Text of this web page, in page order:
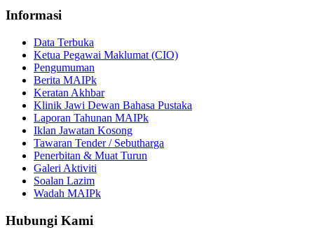
Informasi
Data Terbuka
Ketua Pegawai Maklumat (CIO)
Pengumuman
Berita MAIPk
Keratan Akhbar
Klinik Jawi Dewan Bahasa Pustaka
Laporan Tahunan MAIPk
Iklan Jawatan Kosong
Tawaran Tender / Sebutharga
Penerbitan & Muat Turun
Galeri Aktiviti
Soalan Lazim
Wadah MAIPk
Hubungi Kami